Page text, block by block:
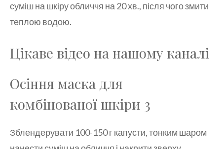
суміш на шкіру обличчя на 20 хв., після чого змити
теплою водою.
Цікаве відео на нашому каналі
Осіння маска для
комбінованої шкіри 3
Зблендерувати 100-150 г капусти, тонким шаром